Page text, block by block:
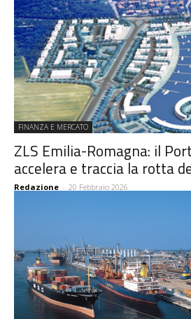
FINANZA E MERCATO
ZLS Emilia-Romagna: il
accelera e traccia la rotta
Redazione - 20 Febbraio 2026